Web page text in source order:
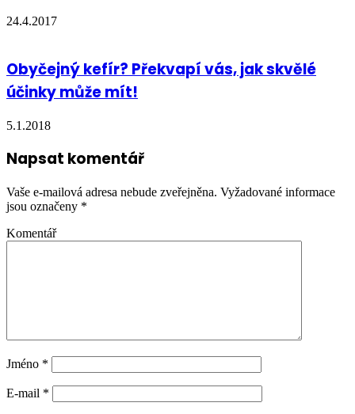
24.4.2017
Obyčejný kefír? Překvapí vás, jak skvělé
účinky může mít!
5.1.2018
Napsat komentář
Vaše e-mailová adresa nebude zveřejněna. Vyžadované informace
jsou označeny *
Komentář
Jméno *
E-mail *